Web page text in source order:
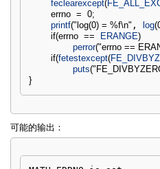
feclearexcept(
errno = 0;
printf("log(0) = %f\n" , log(
if(errno == ERANGE)
perror("errno ==
if(fetestexcept(
puts(
}
可能的输出：